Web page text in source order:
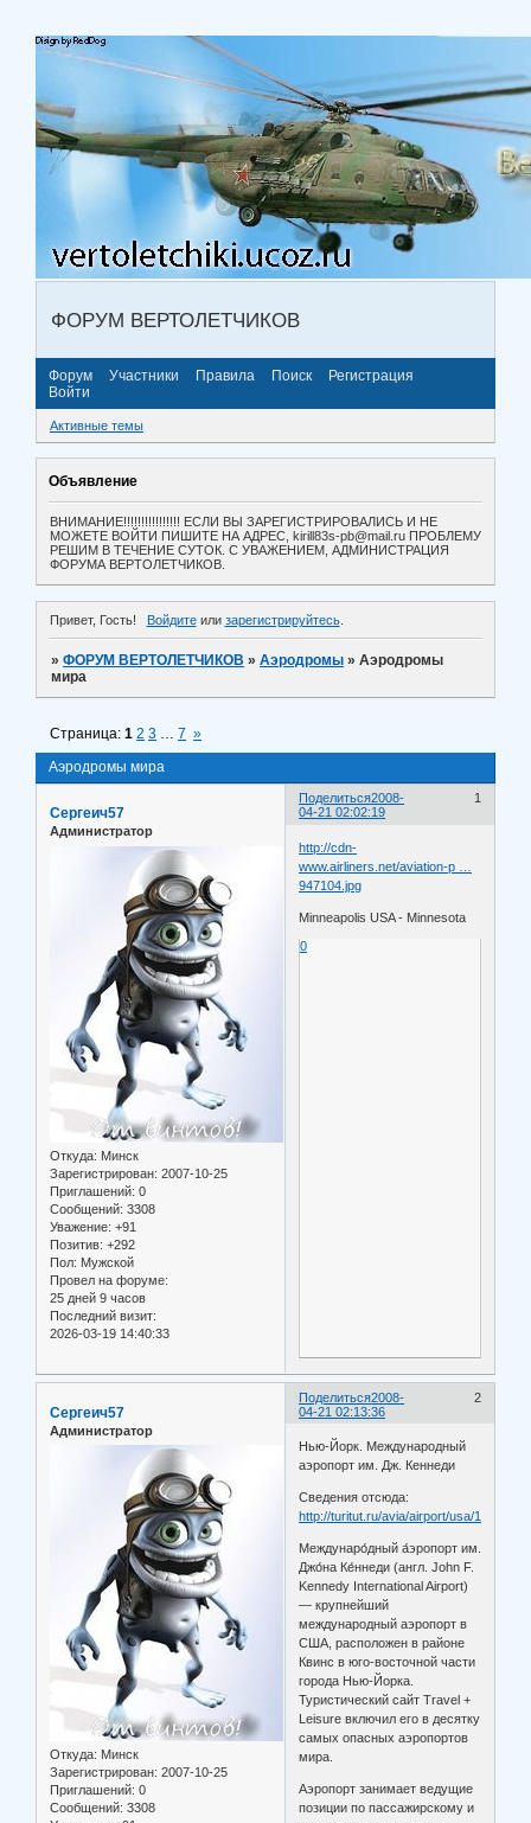
ФОРУМ ВЕРТОЛЕТЧИКОВ
Форум Участники Правила Поиск
Регистрация
Войти
Активные темы
Объявление
ВНИМАНИЕ!!!!!!!!!!!!!!!! ЕСЛИ ВЫ ЗАРЕГИСТРИРОВАЛИСЬ И НЕ
МОЖЕТЕ ВОЙТИ ПИШИТЕ НА АДРЕС, kirill83s-pb@mail.ru ПРОБЛЕМУ
РЕШИМ В ТЕЧЕНИЕ СУТОК. С УВАЖЕНИЕМ, АДМИНИСТРАЦИЯ
ФОРУМА ВЕРТОЛЕТЧИКОВ.
Привет, Гость! Войдитеили зарегистрируйтесь.
»ФОРУМ ВЕРТОЛЕТЧИКОВ »Аэродромы »Аэродромы
мира
Аэродромы мира
Страница:1 2 3 … 7 »
Поделиться 1
2008-
04-21 02:02:19
Сергеич57
Администратор
Откуда: Минск
Зарегистрирован: 2007-10-25
Приглашений: 0
Сообщений: 3308
Уважение: +91
Позитив: +292
Пол: Мужской
Провел на форуме:
25 дней 9 часов
Последний визит:
2026-03-19 14:40:33
http://cdn-
www.airliners.net/aviation-p …
947104.jpg
Minneapolis USA - Minnesota
0
Поделиться 2
2008-
04-21 02:13:36
Сергеич57
Администратор
Откуда: Минск
Зарегистрирован: 2007-10-25
Приглашений: 0
Сообщений: 3308
Нью-Йорк. Международный
аэропорт им. Дж. Кеннеди
Сведения отсюда:
http://turitut.ru/avia/airport/usa/1604/
Междунаро́дный а́эропорт им.
Джо́на Ке́ннеди (англ. John F.
Kennedy International Airport)
— крупнейший
международный аэропорт в
США, расположен в районе
Квинс в юго-восточной части
города Нью-Йорка.
Туристический сайт Travel +
Leisure включил его в десятку
самых опасных аэропортов
мира.
Аэропорт занимает ведущие
позиции по пассажирскому и